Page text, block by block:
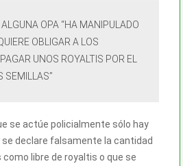
OPA “HA MANIPULADO
OBLIGAR A LOS
UNOS ROYALTIS POR EL
SEMILLAS”
se actúe policialmente sólo hay
se declare falsamente la cantidad
libre de royaltis o que se